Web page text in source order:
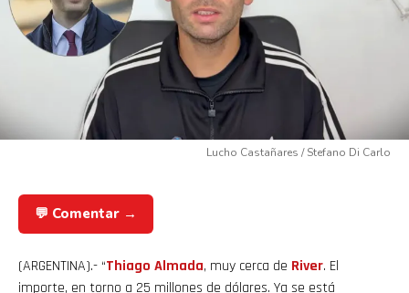
Lucho Castañares / Stefano Di Carlo
💬 Comentar →
(ARGENTINA).- “Thiago Almada, muy cerca de River. El
importe, en torno a 25 millones de dólares. Ya se está